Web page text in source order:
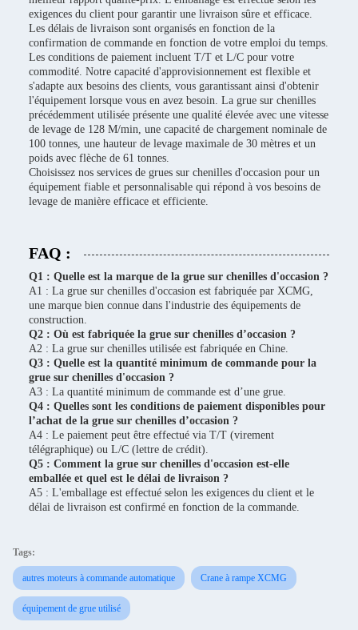
exigences du client pour garantir une livraison sûre et efficace.
Les délais de livraison sont organisés en fonction de la
confirmation de commande en fonction de votre emploi du temps.
Les conditions de paiement incluent T/T et L/C pour votre
commodité. Notre capacité d'approvisionnement est flexible et
s'adapte aux besoins des clients, vous garantissant ainsi d'obtenir
l'équipement lorsque vous en avez besoin. La grue sur chenilles
précédemment utilisée présente une qualité élevée avec une vitesse
de levage de 128 M/min, une capacité de chargement nominale de
100 tonnes, une hauteur de levage maximale de 30 mètres et un
poids avec flèche de 61 tonnes.
Choisissez nos services de grues sur chenilles d'occasion pour un
équipement fiable et personnalisable qui répond à vos besoins de
levage de manière efficace et efficiente.
FAQ :
Q1 : Quelle est la marque de la grue sur chenilles d'occasion ?
A1 : La grue sur chenilles d'occasion est fabriquée par XCMG,
une marque bien connue dans l'industrie des équipements de
construction.
Q2 : Où est fabriquée la grue sur chenilles d’occasion ?
A2 : La grue sur chenilles utilisée est fabriquée en Chine.
Q3 : Quelle est la quantité minimum de commande pour la
grue sur chenilles d'occasion ?
A3 : La quantité minimum de commande est d’une grue.
Q4 : Quelles sont les conditions de paiement disponibles pour
l’achat de la grue sur chenilles d’occasion ?
A4 : Le paiement peut être effectué via T/T (virement
télégraphique) ou L/C (lettre de crédit).
Q5 : Comment la grue sur chenilles d'occasion est-elle
emballée et quel est le délai de livraison ?
A5 : L'emballage est effectué selon les exigences du client et le
délai de livraison est confirmé en fonction de la commande.
Tags:
autres moteurs à commande automatique Crane à rampe XCMG
équipement de grue utilisé